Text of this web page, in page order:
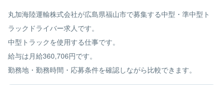
丸加海陸運輸株式会社が広島県福山市で募集する中型・準中型ト
ラックドライバー求人です。
中型トラックを使用する仕事です。
給与は月給360,706円です。
勤務地・勤務時間・応募条件を確認しながら比較できます。